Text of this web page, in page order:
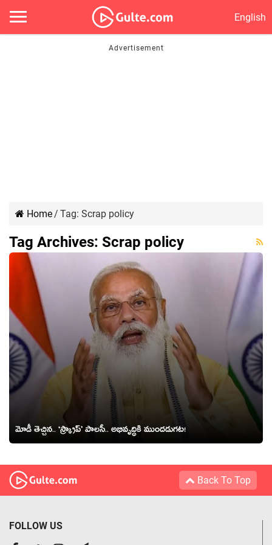
English
Home/ Tag: Scrap policy
Tag Archives: Scrap policy
మోడీ తెచ్చిన‌.. ‘స్క్రాప్’ పాల‌సీ.. అభివృద్ధికి ముంద‌డుగట‌!
Back To Top
FOLLOW US